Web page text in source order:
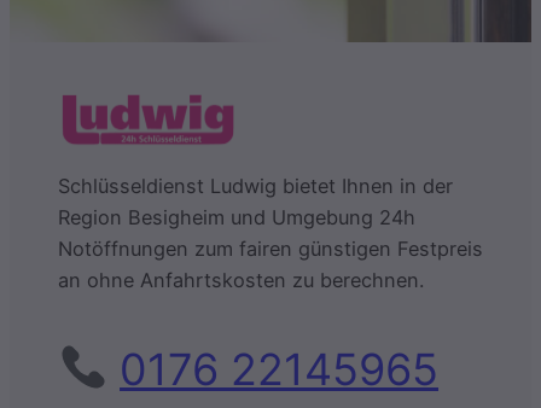
Schlüsseldienst Ludwig bietet Ihnen in der
Region Besigheim und Umgebung 24h
Notöffnungen zum fairen günstigen Festpreis
an ohne Anfahrtskosten zu berechnen.
0176 22145965